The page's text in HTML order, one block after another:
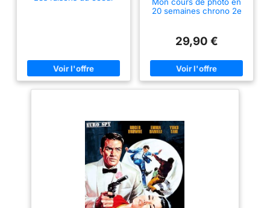
Mon cours de photo en
20 semaines chrono 2e
29,90 €